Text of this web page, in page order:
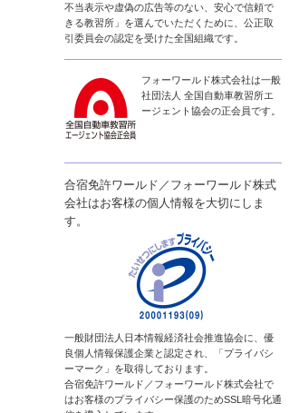
不当表示や虚偽の広告等のない、安心で信頼で
きる教習所」を選んでいただくために、公正取
引委員会の認定を受けた全国組織です。
フォーワールド株式会社は一般
社団法人 全国自動車教習所エ
ージェント協会の正会員です。
合宿免許ワールド／フォーワールド株式
会社はお客様の個人情報を大切にしま
す。
一般財団法人日本情報経済社会推進協会に、優
良個人情報保護企業と認定され、「プライバシ
ーマーク」を取得しております。
合宿免許ワールド／フォーワールド株式会社で
はお客様のプライバシー保護のためSSL暗号化通